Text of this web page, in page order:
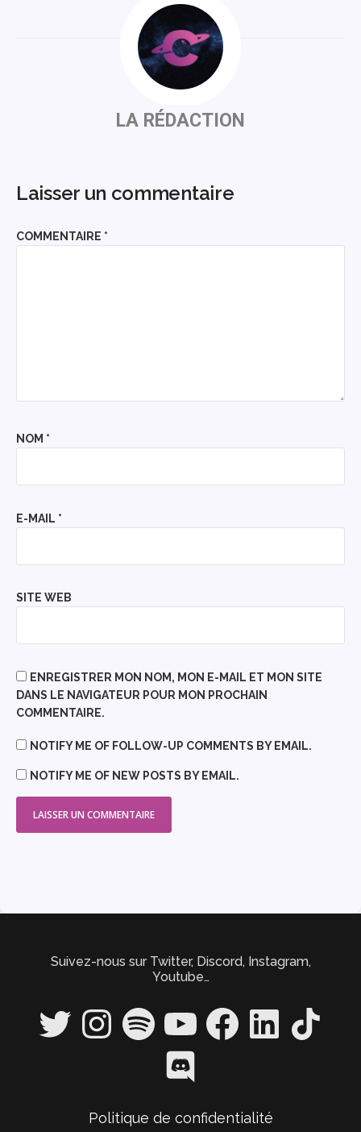
LA RÉDACTION
Laisser un commentaire
COMMENTAIRE *
NOM *
E-MAIL *
SITE WEB
ENREGISTRER MON NOM, MON E-MAIL ET MON SITE
DANS LE NAVIGATEUR POUR MON PROCHAIN
COMMENTAIRE.
NOTIFY ME OF FOLLOW-UP COMMENTS BY EMAIL.
NOTIFY ME OF NEW POSTS BY EMAIL.
Suivez-nous sur Twitter, Discord, Instagram,
Youtube…
Twitter InstagramSpotify YouTube FacebookLinkedIn TikTok
Discord
Politique de confidentialité